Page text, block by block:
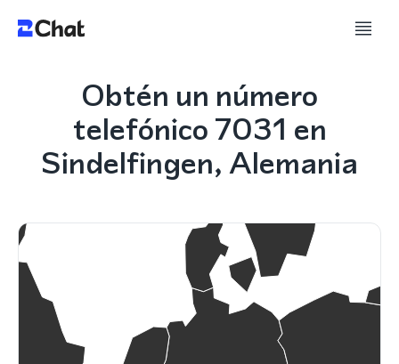
Obtén un número
telefónico 7031 en
Sindelfingen, Alemania